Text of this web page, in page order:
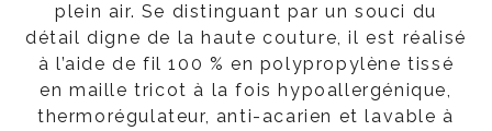
plein air. Se distinguant par un souci du
détail digne de la haute couture, il est réalisé
à l’aide de fil 100 % en polypropylène tissé
en maille tricot à la fois hypoallergénique,
thermorégulateur, anti-acarien et lavable à